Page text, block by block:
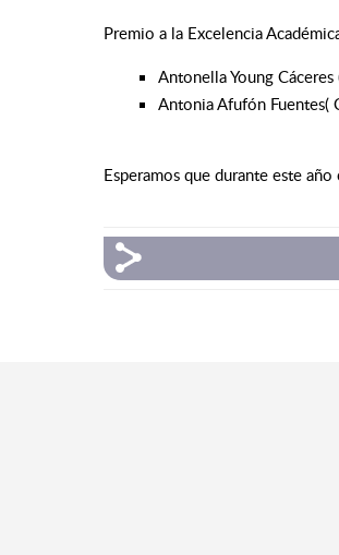
Premio a la Excelencia
Antonella Young
Antonia Afufón Fuentes(
Esperamos que durante este